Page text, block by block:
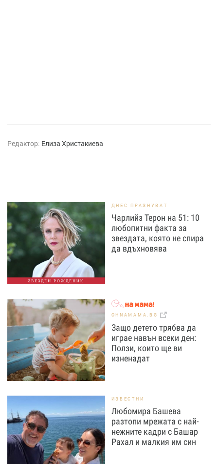
Редактор: Елиза Христакиева
ЗВЕЗДЕН РОЖДЕНИК
ДНЕС ПРАЗНУВАТ
Чарлийз Терон на 51: 10
любопитни факта за
звездата, която не спира
да вдъхновява
OHNAMAMA.BG
Защо детето трябва да
играе навън всеки ден:
Ползи, които ще ви
изненадат
ИЗВЕСТНИ
Любомира Башева
разтопи мрежата с най-
нежните кадри с Башар
Рахал и малкия им син